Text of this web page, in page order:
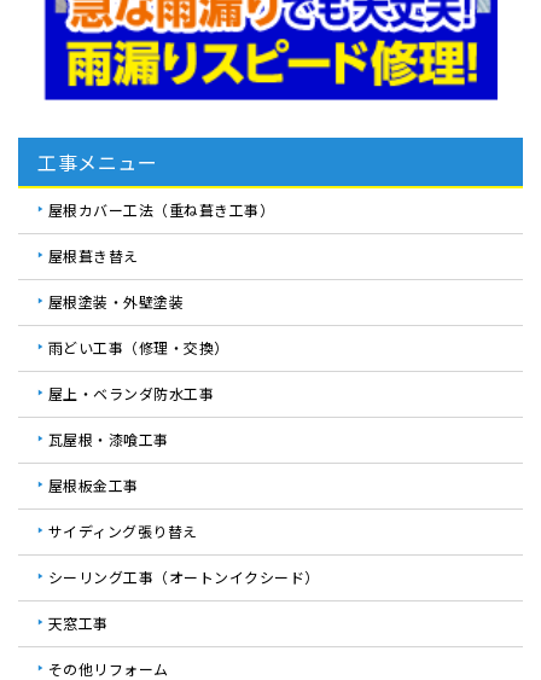
工事メニュー
屋根カバー工法（重ね葺き工事）
屋根葺き替え
屋根塗装・外壁塗装
雨どい工事（修理・交換）
屋上・ベランダ防水工事
瓦屋根・漆喰工事
屋根板金工事
サイディング張り替え
シーリング工事（オートンイクシード）
天窓工事
その他リフォーム